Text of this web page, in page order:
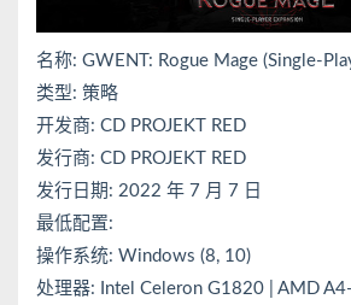
名称: GWENT: Rogue Mage (Single-
类型: 策略
开发商: CD PROJEKT RED
发行商: CD PROJEKT RED
发行日期: 2022 年 7 月 7 日
最低配置:
操作系统: Windows (8, 10)
处理器: Intel Celeron G1820 | AMD